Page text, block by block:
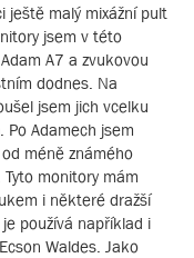
ještě malý mixážní pult
jsem v této
A7 a zvukovou
dodnes. Na
jsem jich vcelku
Adamech jsem
méně známého
monitory mám
i některé dražší
používá například i
Waldes. Jako